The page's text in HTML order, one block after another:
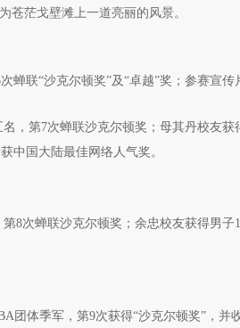
苍茫戈壁滩上一道亮丽的风景。
蝉联“沙克尔顿奖”及“卓越”奖；参赛宣
，第7次蝉联沙克尔顿奖；母其丹校友
中国大陆最佳网络人气奖。
8次蝉联沙克尔顿奖；余忠校友获得男
团体季军，第9次获得“沙克尔顿奖”，并